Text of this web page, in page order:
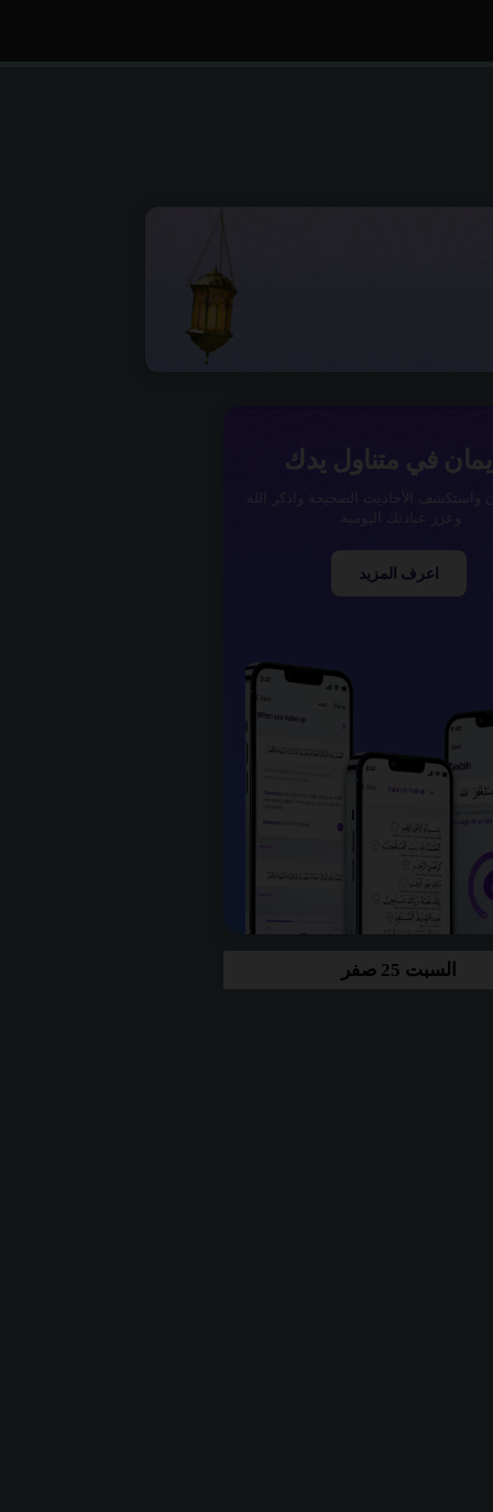
في متناول يدك
واستكشف الأحاديث الصحيحة واذكر الله
اعرف المزيد
السبت 25 صفر